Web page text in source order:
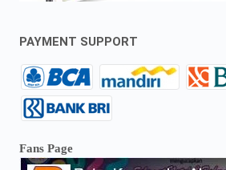
PAYMENT SUPPORT
Fans Page